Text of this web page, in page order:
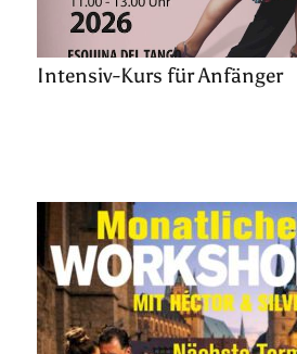
Intensiv-Kurs für Anfänger